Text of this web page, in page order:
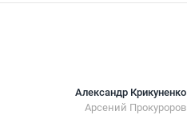
Александр Крикуненко
Арсений Прокуроров